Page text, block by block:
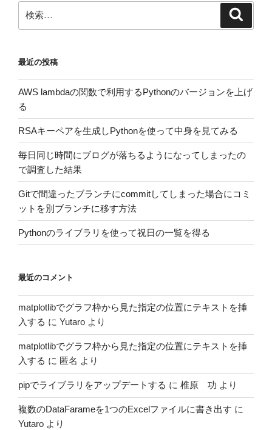
ン
索:
最近の投稿
AWS lambdaの関数で利用するPythonのバージョンを上げ
る
RSAキーペアを生成しPythonを使って中身を見てみる
毎日同じ時間にブログが落ちるようになってしまったの
で調査した結果
Gitで間違ったブランチにcommitしてしまった場合にコミ
ットを別ブランチに移す方法
Pythonのライブラリを使って祝日の一覧を得る
最近のコメント
matplotlibでグラフ枠から見た指定の位置にテキストを挿
入する に Yutaro より
matplotlibでグラフ枠から見た指定の位置にテキストを挿
入する に 匿名 より
pipでライブラリをアップデートする に 椎原 功 より
複数のDataFarameを1つのExcelファイルに書き出す に
Yutaro より